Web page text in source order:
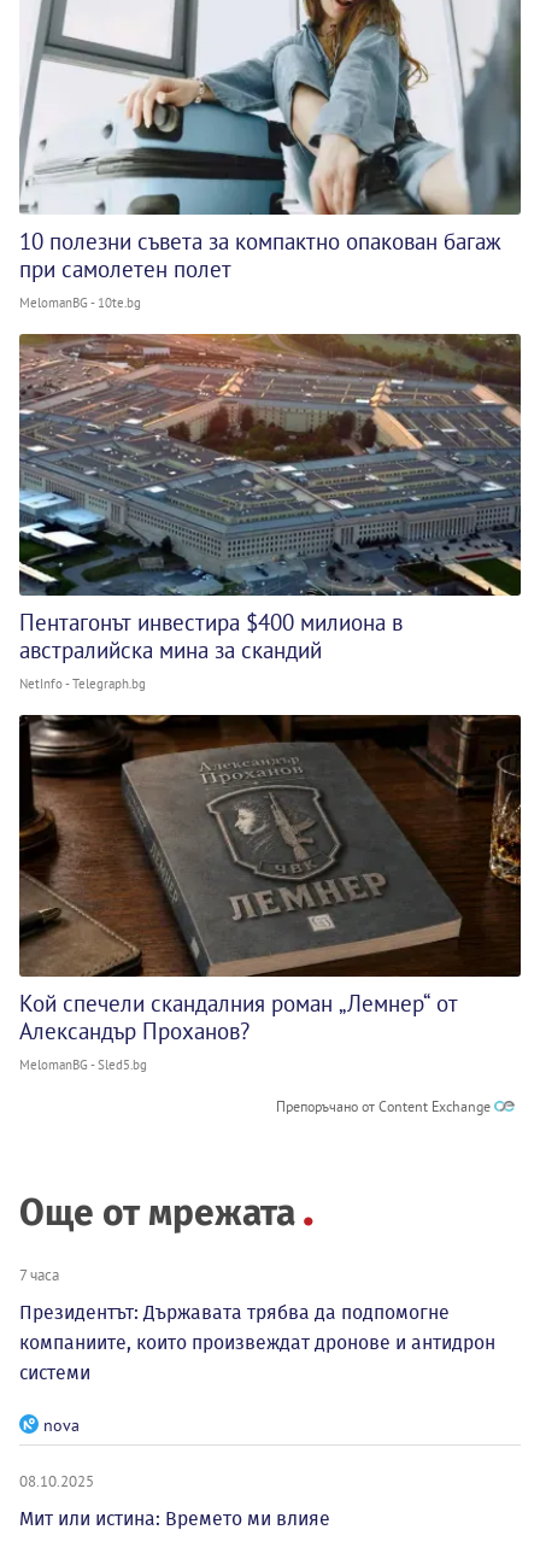
10 полезни съвета за компактно опакован багаж
при самолетен полет
MelomanBG - 10te.bg
Пентагонът инвестира $400 милиона в
австралийска мина за скандий
NetInfo - Telegraph.bg
Кой спечели скандалния роман „Лемнер“ от
Александър Проханов?
MelomanBG - Sled5.bg
Препоръчано от Content Exchange
Още от мрежата
7 часа
Президентът: Държавата трябва да подпомогне
компаниите, които произвеждат дронове и антидрон
системи
nova
08.10.2025
Мит или истина: Времето ми влияе